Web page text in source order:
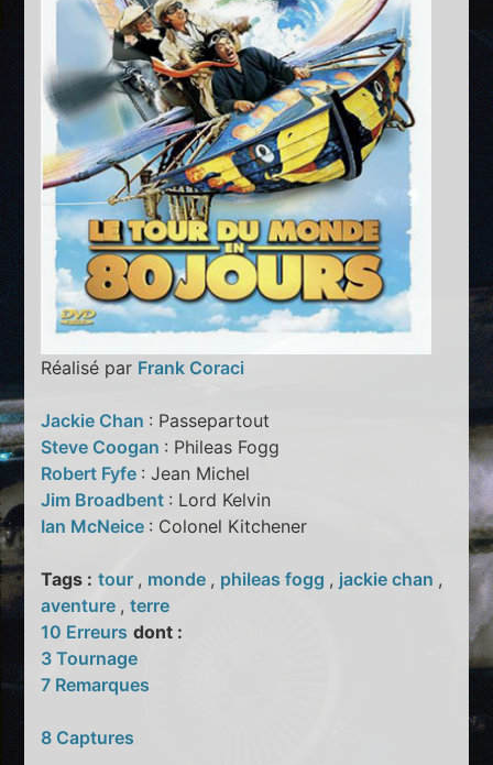
Réalisé par Frank Coraci
Jackie Chan : Passepartout
Steve Coogan : Phileas Fogg
Robert Fyfe : Jean Michel
Jim Broadbent : Lord Kelvin
Ian McNeice : Colonel Kitchener
Tags : tour , monde , phileas fogg , jackie chan ,
aventure ,terre
10 Erreurs dont :
3 Tournage
7 Remarques
8 Captures